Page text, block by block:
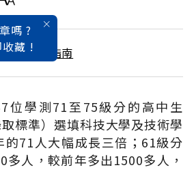
嗎 ?
藏 !
學入學指南
位學測71至75級分的高中生
取標準）選填科技大學及技術學
的71人大幅成長三倍；61級分
多人，較前年多出1500多人，